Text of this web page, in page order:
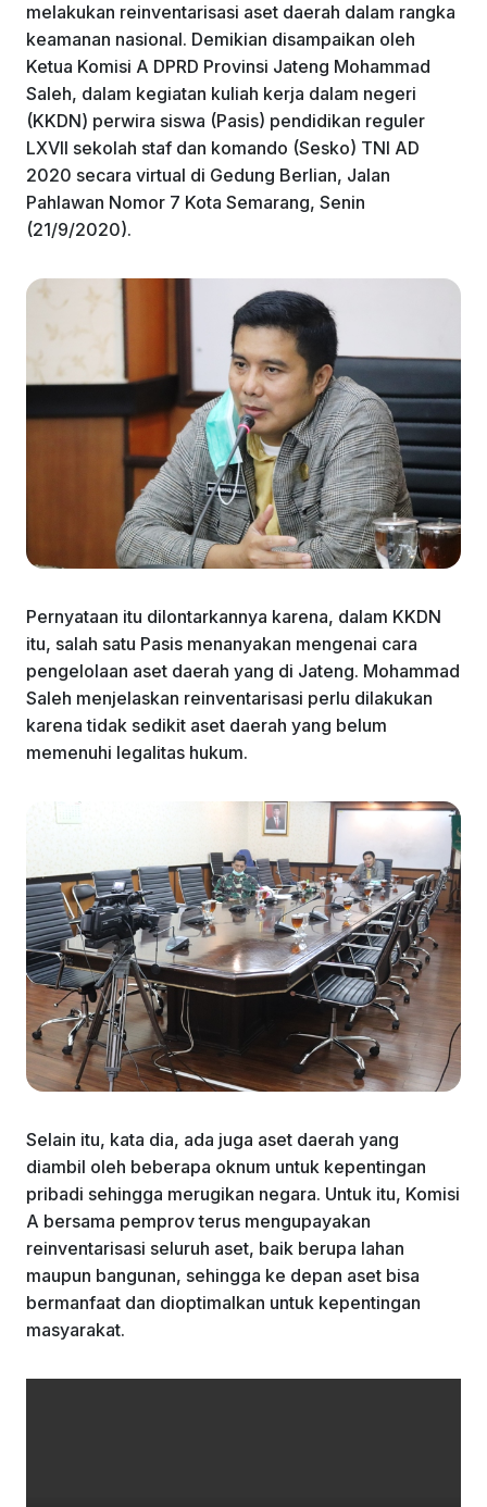
melakukan reinventarisasi aset daerah dalam rangka
keamanan nasional. Demikian disampaikan oleh
Ketua Komisi A DPRD Provinsi Jateng Mohammad
Saleh, dalam kegiatan kuliah kerja dalam negeri
(KKDN) perwira siswa (Pasis) pendidikan reguler
LXVII sekolah staf dan komando (Sesko) TNI AD
2020 secara virtual di Gedung Berlian, Jalan
Pahlawan Nomor 7 Kota Semarang, Senin
(21/9/2020).
Pernyataan itu dilontarkannya karena, dalam KKDN
itu, salah satu Pasis menanyakan mengenai cara
pengelolaan aset daerah yang di Jateng. Mohammad
Saleh menjelaskan reinventarisasi perlu dilakukan
karena tidak sedikit aset daerah yang belum
memenuhi legalitas hukum.
Selain itu, kata dia, ada juga aset daerah yang
diambil oleh beberapa oknum untuk kepentingan
pribadi sehingga merugikan negara. Untuk itu, Komisi
A bersama pemprov terus mengupayakan
reinventarisasi seluruh aset, baik berupa lahan
maupun bangunan, sehingga ke depan aset bisa
bermanfaat dan dioptimalkan untuk kepentingan
masyarakat.